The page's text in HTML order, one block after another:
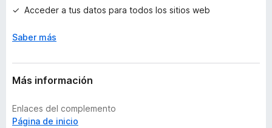
o
e
Acceder a tus datos para todos los sitios web
Saber más
Más información
Enlaces del complemento
Página de inicio